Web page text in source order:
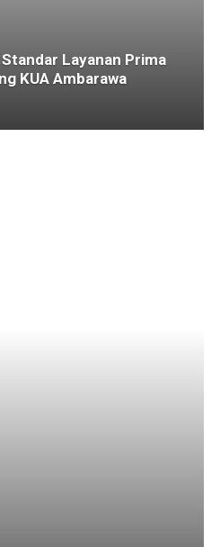
Layanan Prima
KUA Ambarawa